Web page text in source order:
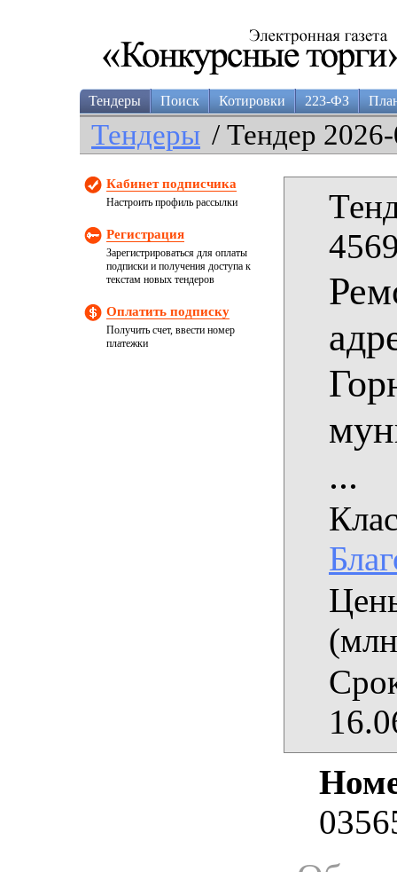
Тендеры Поиск Котировки 223-ФЗ
Тендеры / Тендер
Кабинет подписчика
Настроить профиль рассылки
Регистрация
Зарегистрироваться для оплаты
подписки и получения доступа к
текстам новых тендеров
Оплатить подписку
Получить счет, ввести номер
платежки
...